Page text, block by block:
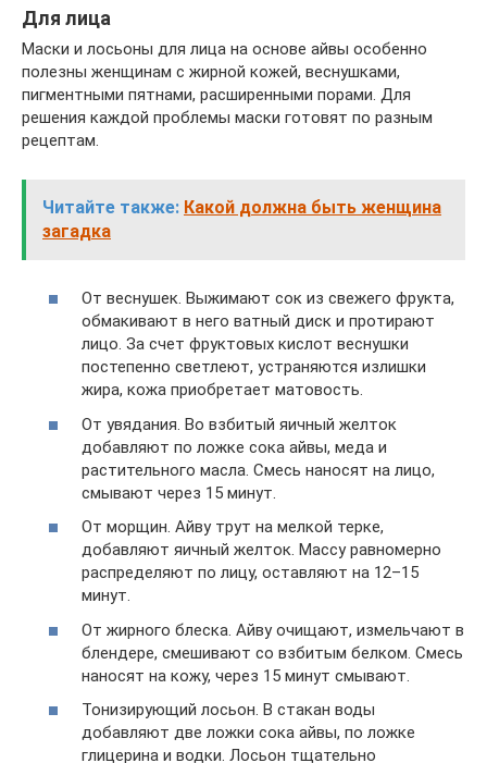
Для лица
Маски и лосьоны для лица на основе айвы особенно
полезны женщинам с жирной кожей, веснушками,
пигментными пятнами, расширенными порами. Для
решения каждой проблемы маски готовят по разным
рецептам.
Читайте также: Какой должна быть женщина
загадка
От веснушек. Выжимают сок из свежего фрукта,
обмакивают в него ватный диск и протирают
лицо. За счет фруктовых кислот веснушки
постепенно светлеют, устраняются излишки
жира, кожа приобретает матовость.
От увядания. Во взбитый яичный желток
добавляют по ложке сока айвы, меда и
растительного масла. Смесь наносят на лицо,
смывают через 15 минут.
От морщин. Айву трут на мелкой терке,
добавляют яичный желток. Массу равномерно
распределяют по лицу, оставляют на 12–15
минут.
От жирного блеска. Айву очищают, измельчают в
блендере, смешивают со взбитым белком. Смесь
наносят на кожу, через 15 минут смывают.
Тонизирующий лосьон. В стакан воды
добавляют две ложки сока айвы, по ложке
глицерина и водки. Лосьон тщательно